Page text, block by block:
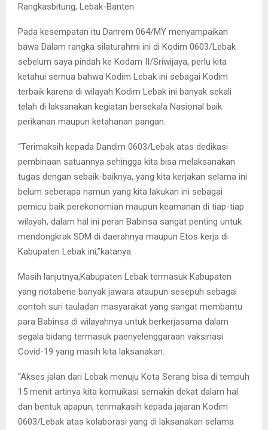
Rangkasbitung, Lebak-Banten.
Pada kesempatan itu Danrem 064/MY menyampaikan
bawa Dalam rangka silaturahmi ini di Kodim 0603/Lebak
sebelum saya pindah ke Kodam II/Sriwijaya, perlu kita
ketahui semua bahwa Kodim Lebak ini sebagai Kodim
terbaik karena di wilayah Kodim Lebak ini banyak sekali
telah di laksanakan kegiatan bersekala Nasional baik
perikanan maupun ketahanan pangan.
“Terimaksih kepada Dandim 0603/Lebak atas dedikasi
pembinaan satuannya sehingga kita bisa melaksanakan
tugas dengan sebaik-baiknya, yang kita kerjakan selama ini
belum seberapa namun yang kita lakukan ini sebagai
pemicu baik perekonomian maupun keamanan di tiap-tiap
wilayah, dalam hal ini peran Babinsa sangat penting untuk
mendongkrak SDM di daerahnya maupun Etos kerja di
Kabupaten Lebak ini,”katanya.
Masih lanjutnya,Kabupaten Lebak termasuk Kabupaten
yang notabene banyak jawara ataupun sesepuh sebagai
contoh suri tauladan masyarakat yang sangat membantu
para Babinsa di wilayahnya untuk berkerjasama dalam
segala bidang termasuk paenyelenggaraan vaksinasi
Covid-19 yang masih kita laksanakan.
“Akses jalan dari Lebak menuju Kota Serang bisa di tempuh
15 menit artinya kita komuikasi semakin dekat dalam hal
dan bentuk apapun, terimakasih kepada jajaran Kodim
0603/Lebak atas kolaborasi yang di laksanakan selama